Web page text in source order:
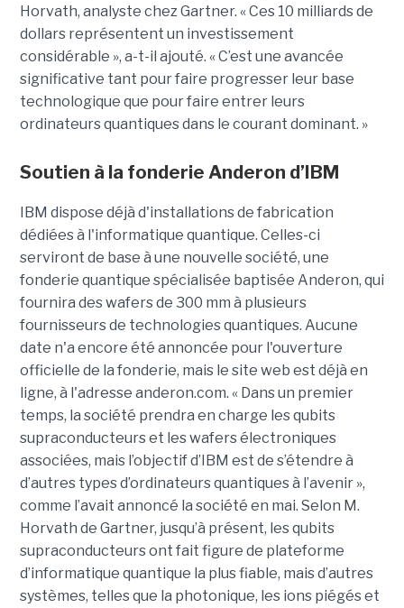
Horvath, analyste chez Gartner. « Ces 10 milliards de
dollars représentent un investissement
considérable », a-t-il ajouté. « C’est une avancée
significative tant pour faire progresser leur base
technologique que pour faire entrer leurs
ordinateurs quantiques dans le courant dominant. »
Soutien à la fonderie Anderon d’IBM
IBM dispose déjà d'installations de fabrication
dédiées à l'informatique quantique. Celles-ci
serviront de base à une nouvelle société, une
fonderie quantique spécialisée baptisée Anderon, qui
fournira des wafers de 300 mm à plusieurs
fournisseurs de technologies quantiques. Aucune
date n'a encore été annoncée pour l'ouverture
officielle de la fonderie, mais le site web est déjà en
ligne, à l'adresse anderon.com. « Dans un premier
temps, la société prendra en charge les qubits
supraconducteurs et les wafers électroniques
associées, mais l’objectif d’IBM est de s’étendre à
d’autres types d’ordinateurs quantiques à l’avenir »,
comme l’avait annoncé la société en mai. Selon M.
Horvath de Gartner, jusqu’à présent, les qubits
supraconducteurs ont fait figure de plateforme
d’informatique quantique la plus fiable, mais d’autres
systèmes, telles que la photonique, les ions piégés et